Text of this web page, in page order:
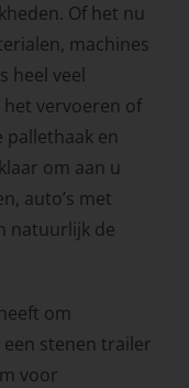
Of het nu
machines
heel veel
het vervoeren of
en
om aan u
auto’s met
natuurlijk de
om
stenen trailer
voor